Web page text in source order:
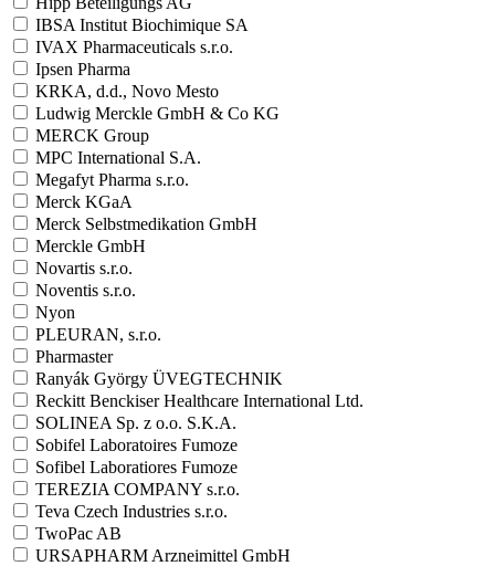
IBSA Institut Biochimique SA
IVAX Pharmaceuticals s.r.o.
Ipsen Pharma
KRKA, d.d., Novo Mesto
Ludwig Merckle GmbH & Co KG
MERCK Group
MPC International S.A.
Megafyt Pharma s.r.o.
Merck KGaA
Merck Selbstmedikation GmbH
Merckle GmbH
Novartis s.r.o.
Noventis s.r.o.
Nyon
PLEURAN, s.r.o.
Pharmaster
Ranyák György ÜVEGTECHNIK
Reckitt Benckiser Healthcare International Ltd.
SOLINEA Sp. z o.o. S.K.A.
Sobifel Laboratoires Fumoze
Sofibel Laboratiores Fumoze
TEREZIA COMPANY s.r.o.
Teva Czech Industries s.r.o.
TwoPac AB
URSAPHARM Arzneimittel GmbH